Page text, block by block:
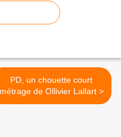
PD, un chouette court
métrage de Ollivier Lallart >